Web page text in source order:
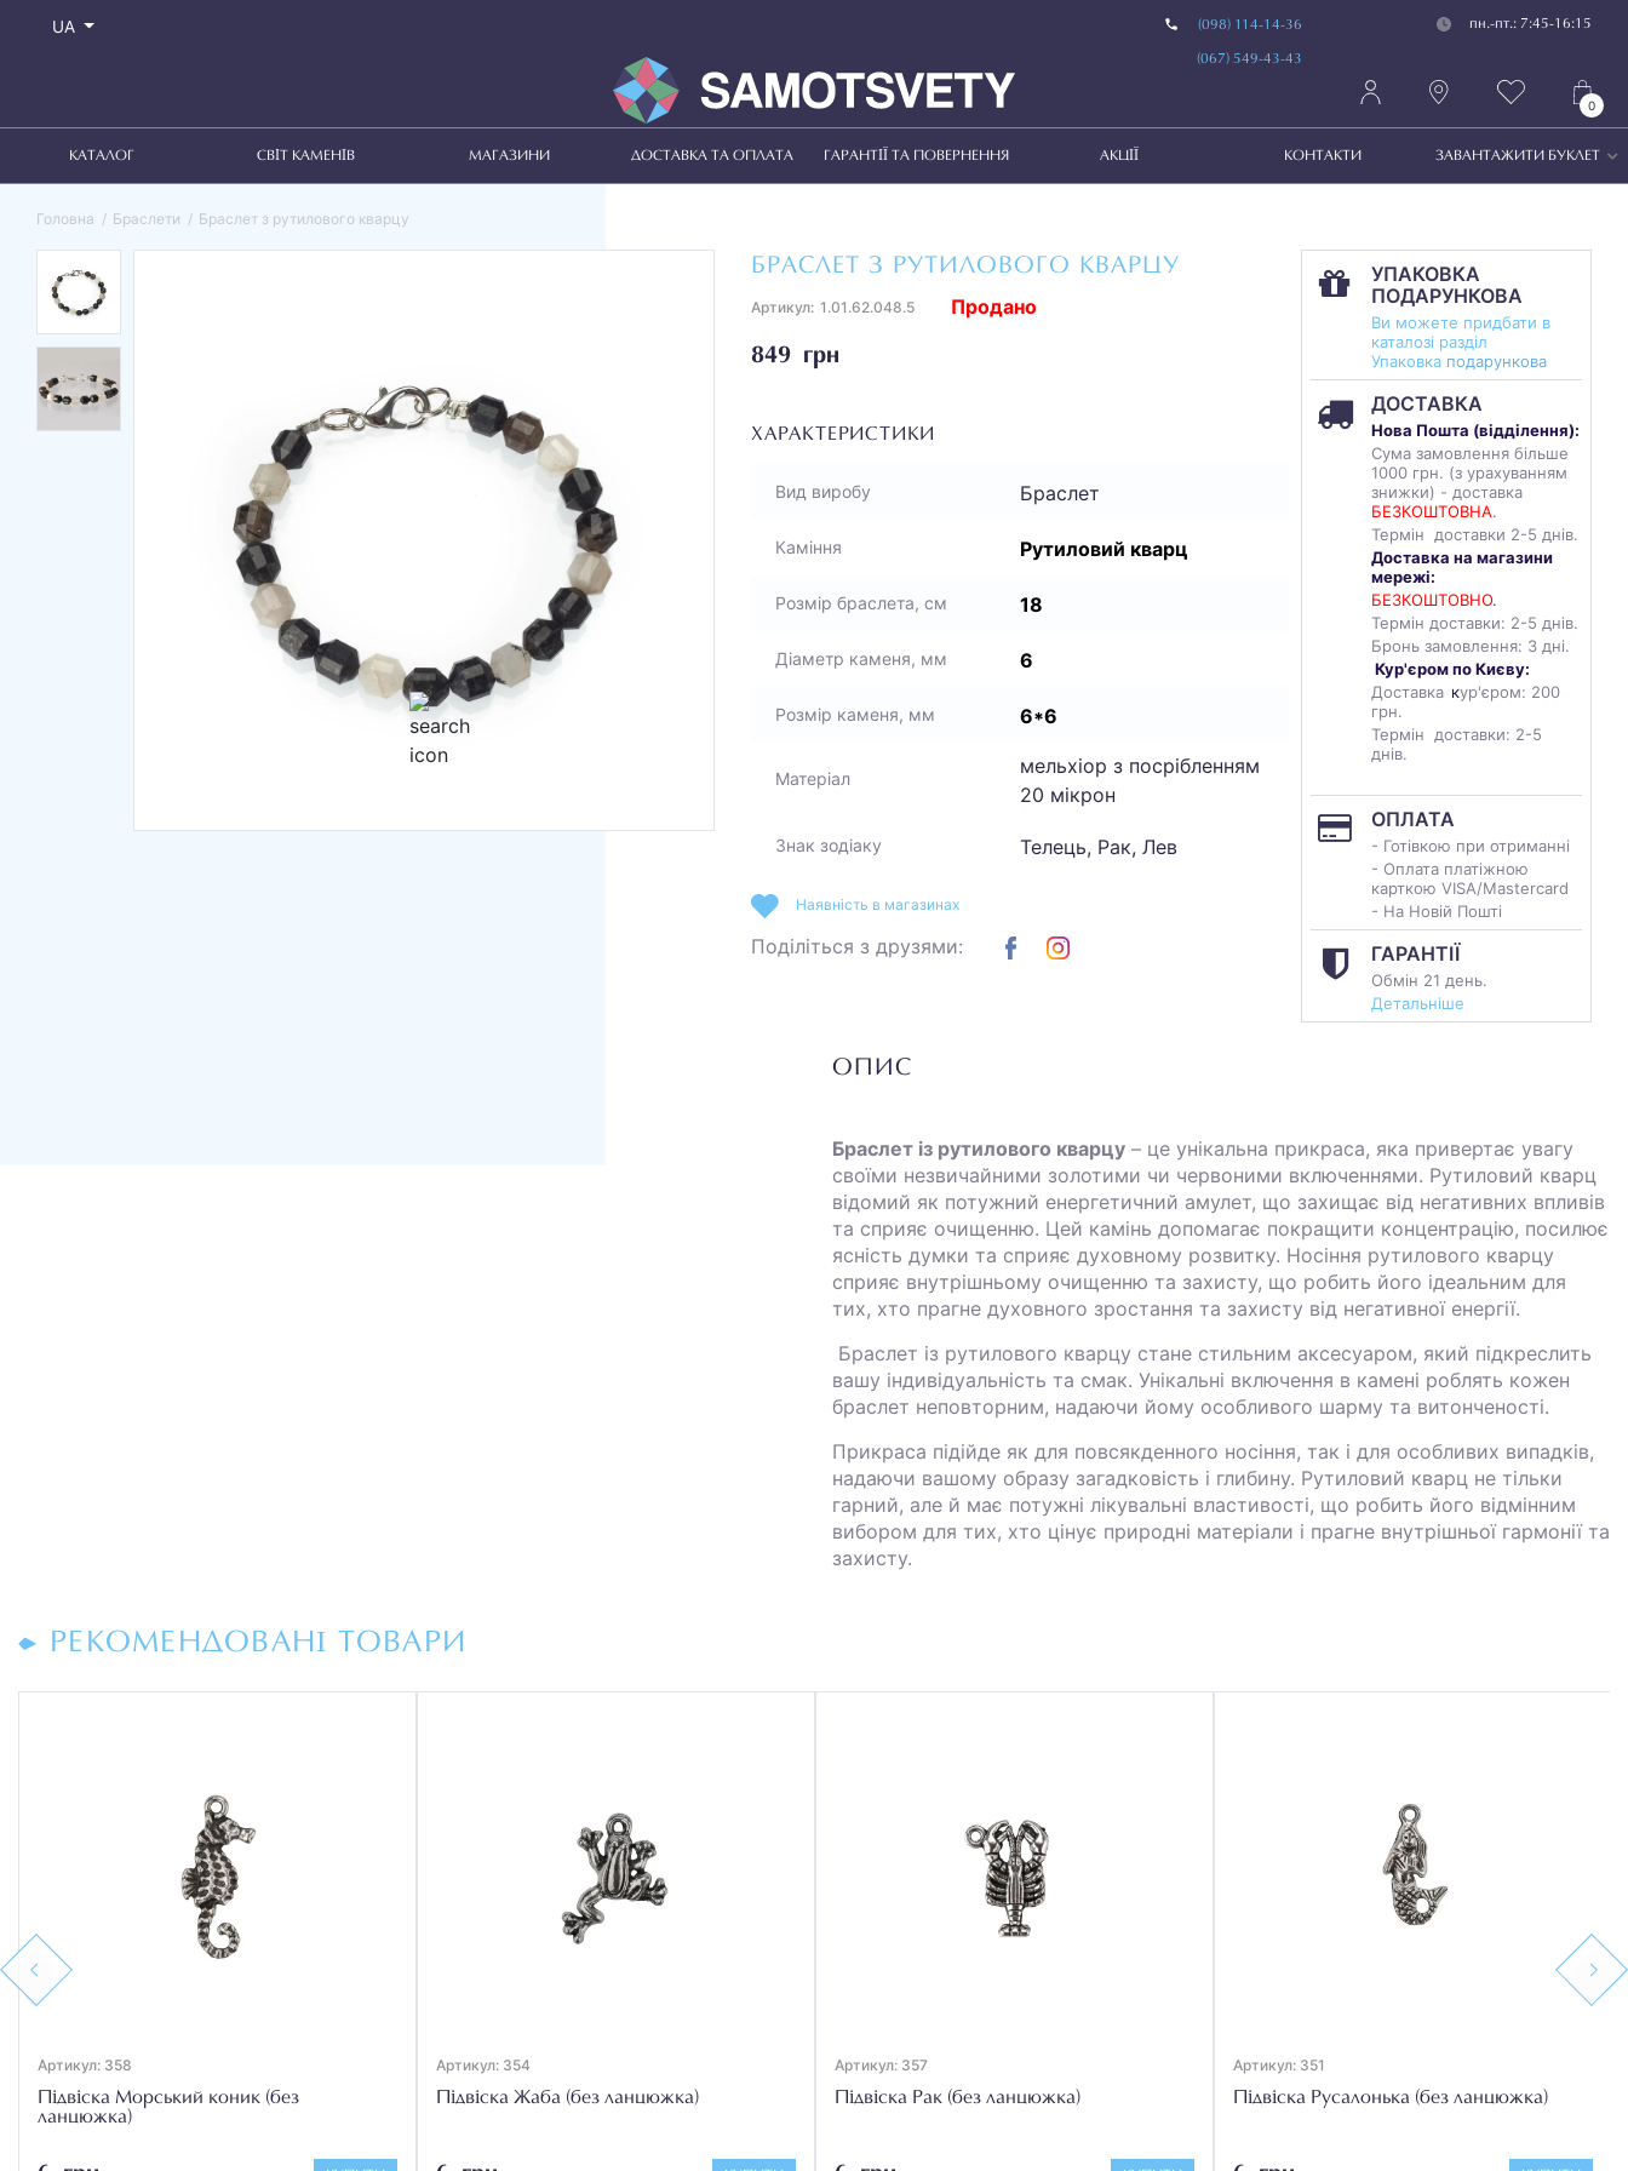
UA (098) 114-14-36
(067) 549-43-43
пн.-пт.: 7:45-16:15
0
КАТАЛОГ СВІТ КАМЕНІВ МАГАЗИНИ ДОСТАВКА ТА ОПЛАТА ГАРАНТІЇ ТА ПОВЕРНЕННЯ АКЦІЇ КОНТАКТИ ЗАВАНТАЖИТИ БУКЛЕТ
Головна Браслети Браслет з рутилового кварцу
БРАСЛЕТ З РУТИЛОВОГО КВАРЦУ
Артикул: 1.01.62.048.5
849 грн
Продано
ХАРАКТЕРИСТИКИ
Вид виробу Браслет
Каміння Рутиловий кварц
Розмір браслета, см 18
Діаметр каменя, мм 6
Розмір каменя, мм 6*6
Матеріал
мельхіор з посрібленням
20 мікрон
Знак зодіаку Телець, Рак, Лев
УПАКОВКА
ПОДАРУНКОВА
Ви можете придбати в
каталозі разділ
Упаковка подарункова
ДОСТАВКА
Нова Пошта (відділення):
Сума замовлення більше
1000 грн. (з урахуванням
знижки) - доставка
БЕЗКОШТОВНА.
Термін доставки 2-5 днів.
Доставка на магазини
мережі:
БЕЗКОШТОВНО.
Термін доставки: 2-5 днів.
Бронь замовлення: 3 дні.
Кур'єром по Києву:
Доставка кур'єром: 200
грн.
Термін доставки: 2-5
днів.
ОПЛАТА
- Готівкою при отриманні
- Оплата платіжною
карткою VISA/Mastercard
- На Новій Пошті
ГАРАНТІЇ
Обмін 21 день.
Детальніше
Наявність в магазинах
Поділіться з друзями:
ОПИС
Браслет із рутилового кварцу – це унікальна прикраса, яка привертає увагу
своїми незвичайними золотими чи червоними включеннями. Рутиловий кварц
відомий як потужний енергетичний амулет, що захищає від негативних впливів
та сприяє очищенню. Цей камінь допомагає покращити концентрацію, посилює
ясність думки та сприяє духовному розвитку. Носіння рутилового кварцу
сприяє внутрішньому очищенню та захисту, що робить його ідеальним для
тих, хто прагне духовного зростання та захисту від негативної енергії.
Браслет із рутилового кварцу стане стильним аксесуаром, який підкреслить
вашу індивідуальність та смак. Унікальні включення в камені роблять кожен
браслет неповторним, надаючи йому особливого шарму та витонченості.
Прикраса підійде як для повсякденного носіння, так і для особливих випадків,
надаючи вашому образу загадковість і глибину. Рутиловий кварц не тільки
гарний, але й має потужні лікувальні властивості, що робить його відмінним
вибором для тих, хто цінує природні матеріали і прагне внутрішньої гармонії та
захисту.
РЕКОМЕНДОВАНІ ТОВАРИ
Previous
Артикул: 358
Підвіска Морський коник (без
ланцюжка)
Артикул: 354
Підвіска Жаба (без ланцюжка)
Артикул: 357
Підвіска Рак (без ланцюжка)
Артикул: 351
Підвіска Русалонька (без ланцюжка)
Next